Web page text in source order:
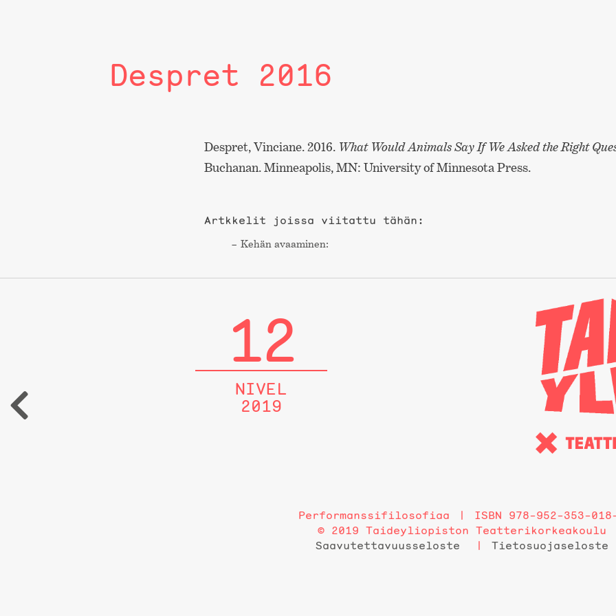
Despret 2016
Despret, Vinciane. 2016. What Would Animals Say If We Asked the Right
Buchanan. Minneapolis, MN: University of Minnesota Press.
Artkkelit joissa viitattu tähän:
Kehän avaaminen:
12
NIVEL
2019
Performanssifilosofiaa
ISBN 978-952-353-
© 2019 Taideyliopiston Teatterikorkeakoulu
Saavutettavuusseloste
Tietosuojaseloste